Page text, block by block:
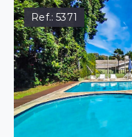
Ref.:5371